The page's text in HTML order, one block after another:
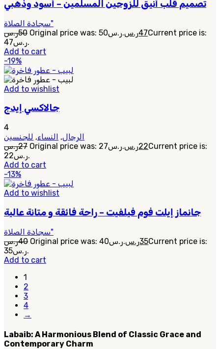
تصميم قلب أنيق للزوجين المسلمين – أسود وذهبي
سجادة الصلاة"
50ر.س Original price was: 50ر.س. 47ر.س
Current price is:
47ر.س.
Add to cart
-19%
Add to wishlist
جالاكسي إيدج
4
الرجال, النساء, للجنسين
27ر.س Original price was: 27ر.س. 22ر.س
Current price is:
22ر.س.
Add to cart
-13%
Add to wishlist
جانماز إيلت فوم فيلفيت – راحة فائقة و متانة عالية
سجادة الصلاة"
40ر.س Original price was: 40ر.س. 35ر.س
Current price is:
35ر.س.
Add to cart
1
2
3
4
→
Labaib: A Harmonious Blend of Classic Grace and
Contemporary Charm